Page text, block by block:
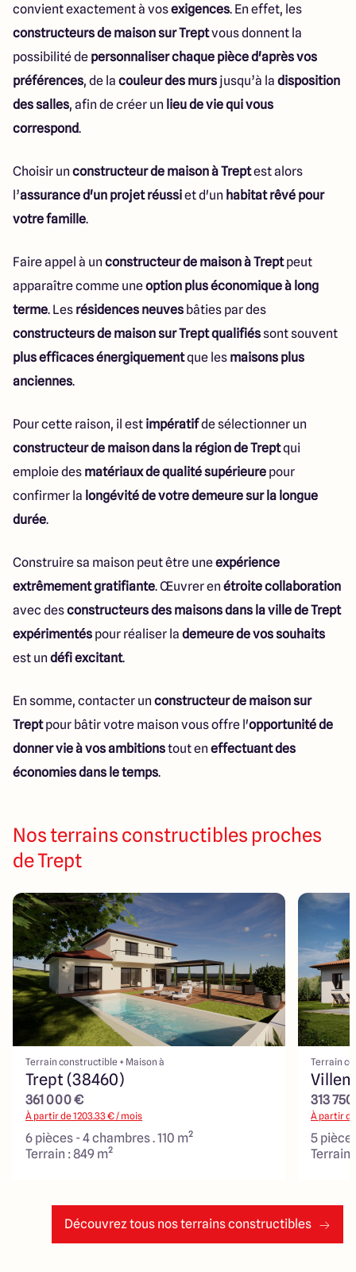
convient exactement à vosexigences. En effet, les
constructeurs de maison sur Treptvous donnent la
possibilité de personnaliser chaque pièce d'après vos
préférences, de la couleur des murs jusqu’à la disposition
des salles, afin de créer un lieu de vie qui vous
correspond.
Choisir un constructeur de maison à Treptest alors
l’assurance d'un projet réussiet d'un habitat rêvé pour
votre famille.
Faire appel à un constructeur de maison à Treptpeut
apparaître comme uneoption plus économique à long
terme. Les résidences neuves bâties par des
constructeurs de maison sur Trept qualifiéssont souvent
plus efficaces énergiquementque les maisons plus
anciennes.
Pour cette raison, il est impératifde sélectionner un
constructeur de maison dans la région de Treptqui
emploie des matériaux de qualité supérieure pour
confirmer la longévité de votre demeure sur la longue
durée.
Construire sa maison peut être uneexpérience
extrêmement gratifiante. Œuvrer en étroite collaboration
avec desconstructeurs des maisons dans la ville de Trept
expérimentés pour réaliser la demeure de vos souhaits
est un défi excitant.
En somme, contacter un constructeur de maison sur
Treptpour bâtir votre maison vous offre l'opportunité de
donner vie à vos ambitionstout en effectuant des
économies dans le temps.
Nos terrains constructibles proches
de Trept
Terrain constructible + Maison à
Trept (38460)
361 000 €
À partir de1203.33€ / mois
6 pièces - 4 chambres . 110 m²
Terrain : 849 m²
Terrain
313
À partir
5
Terrain
Découvrez tous nos terrains constructibles